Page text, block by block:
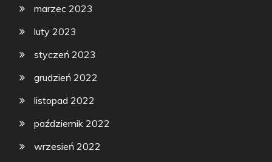
marzec 2023
luty 2023
styczeń 2023
grudzień 2022
listopad 2022
październik 2022
wrzesień 2022